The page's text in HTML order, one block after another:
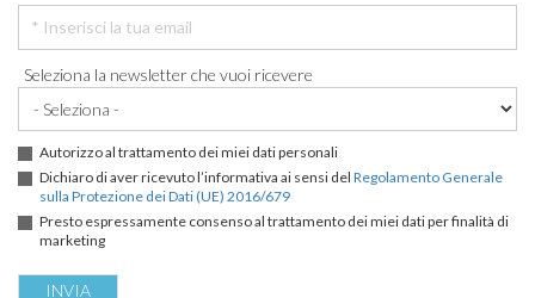
Seleziona la newsletter che vuoi ricevere
Autorizzo al trattamento dei miei dati personali
Dichiaro di aver ricevuto l’informativa ai sensi del Regolamento Generale
sulla Protezione dei Dati (UE) 2016/679
Presto espressamente consenso al trattamento dei miei dati per finalità di
marketing